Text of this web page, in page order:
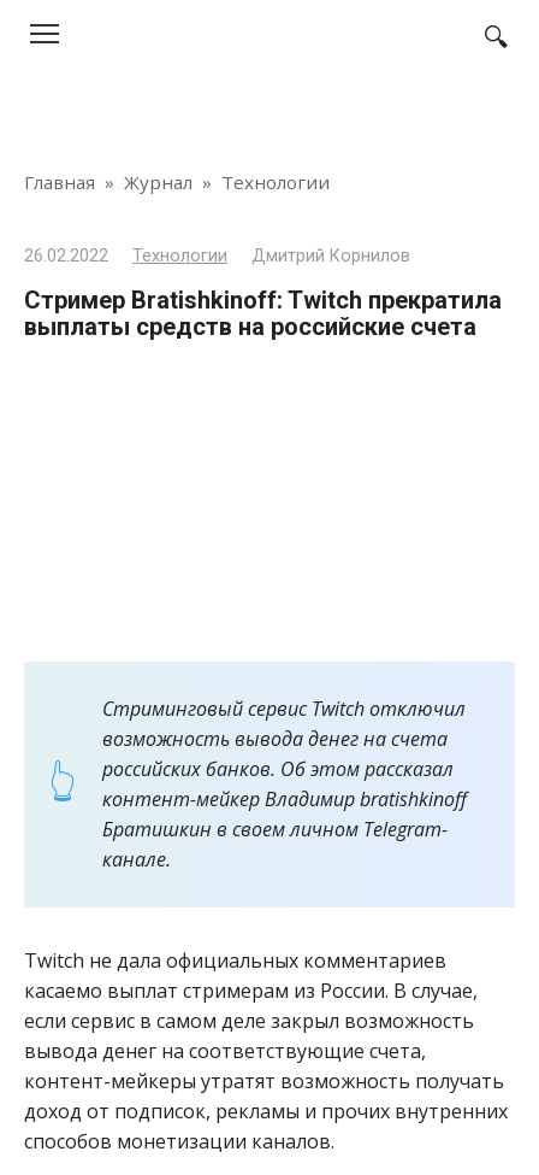
Главная » Журнал » Технологии
26.02.2022 Технологии Дмитрий Корнилов
Стример Bratishkinoff: Twitch прекратила
выплаты средств на российские счета
Стриминговый сервис Twitch отключил
возможность вывода денег на счета
российских банков. Об этом рассказал
контент-мейкер Владимир bratishkinoff
Братишкин в своем личном Telegram-
канале.
Twitch не дала официальных комментариев
касаемо выплат стримерам из России. В случае,
если сервис в самом деле закрыл возможность
вывода денег на соответствующие счета,
контент-мейкеры утратят возможность получать
доход от подписок, рекламы и прочих внутренних
способов монетизации каналов.